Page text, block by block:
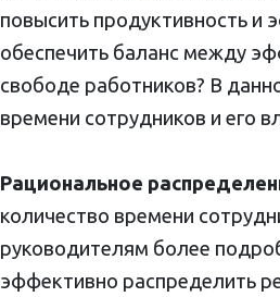
повысить продуктивность и
обеспечить баланс между
свободе работников? В
времени сотрудников и его
Рациональное
количество времени
руководителям более
эффективно распределить